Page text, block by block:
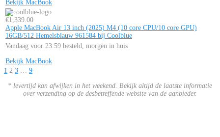
Bekijk MacBook
€1,339.00
Apple MacBook Air 13 inch (2025) M4 (10 core CPU/10 core GPU)
16GB/512 Hemelsblauw 961584 bij Coolblue
Vandaag voor 23:59 besteld, morgen in huis
Bekijk MacBook
1 2 3 9
* levertijd kan afwijken in het weekend. Bekijk altijd de laatste informatie
over verzending op de desbetreffende website van de aanbieder.